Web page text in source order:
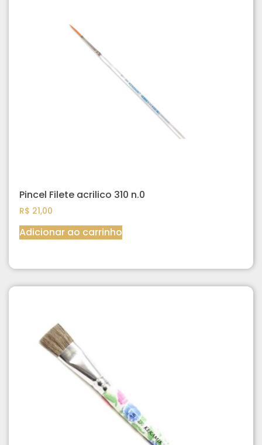
Pincel Filete acrilico 310 n.0
R$ 21,00
Adicionar ao carrinho